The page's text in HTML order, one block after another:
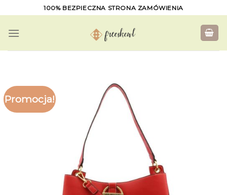
to
content
100% BEZPIECZNA STRONA ZAMÓWIENIA
Promocja!